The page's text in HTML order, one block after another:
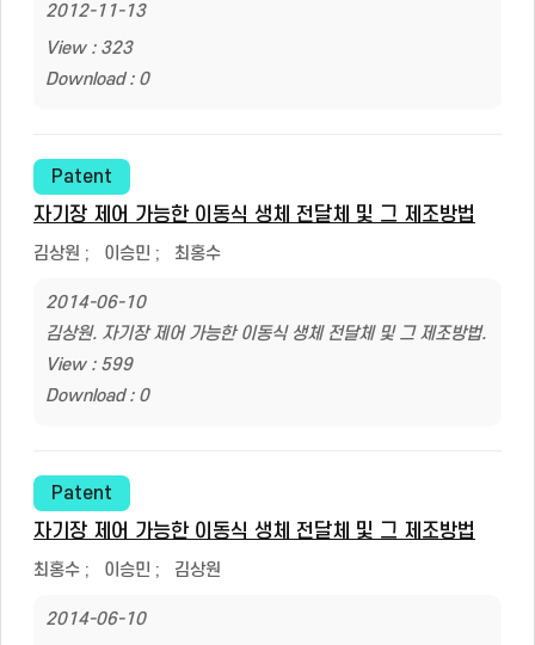
2012-11-13
View : 323
Download : 0
Patent
자기장 제어 가능한 이동식 생체 전달체 및 그 제조방법
김상원 ; 이승민 ; 최홍수
2014-06-10
김상원. 자기장 제어 가능한 이동식 생체 전달체 및 그 제조방법.
View : 599
Download : 0
Patent
자기장 제어 가능한 이동식 생체 전달체 및 그 제조방법
최홍수 ; 이승민 ; 김상원
2014-06-10